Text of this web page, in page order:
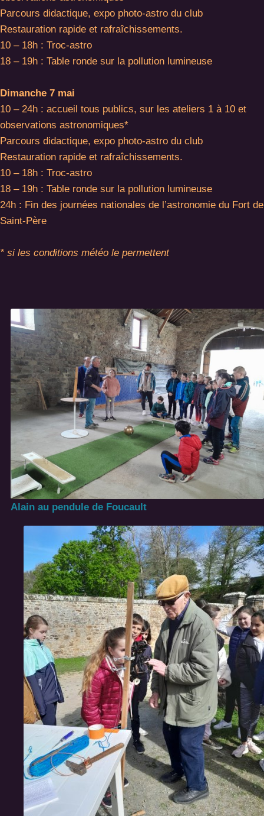
Parcours didactique, expo photo-astro du club
Restauration rapide et rafraîchissements.
10 – 18h : Troc-astro
18 – 19h : Table ronde sur la pollution lumineuse
Dimanche 7 mai
10 – 24h : accueil tous publics, sur les ateliers 1 à 10 et
observations astronomiques*
Parcours didactique, expo photo-astro du club
Restauration rapide et rafraîchissements.
10 – 18h : Troc-astro
18 – 19h : Table ronde sur la pollution lumineuse
24h : Fin des journées nationales de l’astronomie du Fort de
Saint-Père
* si les conditions météo le permettent
Alain au pendule de Foucault